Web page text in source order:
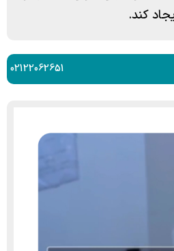
کند.
02122062651